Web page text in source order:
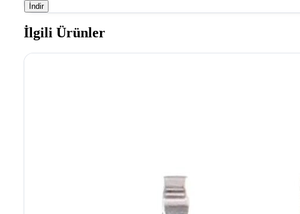
İndir
İlgili Ürünler